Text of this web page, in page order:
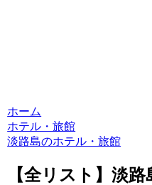
ホーム
ホテル・旅館
淡路島のホテル・旅館
【全リスト】淡